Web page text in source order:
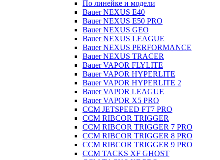
По линейке и модели
Bauer NEXUS E40
Bauer NEXUS E50 PRO
Bauer NEXUS GEO
Bauer NEXUS LEAGUE
Bauer NEXUS PERFORMANCE
Bauer NEXUS TRACER
Bauer VAPOR FLYLITE
Bauer VAPOR HYPERLITE
Bauer VAPOR HYPERLITE 2
Bauer VAPOR LEAGUE
Bauer VAPOR X5 PRO
CCM JETSPEED FT7 PRO
CCM RIBCOR TRIGGER
CCM RIBCOR TRIGGER 7 PRO
CCM RIBCOR TRIGGER 8 PRO
CCM RIBCOR TRIGGER 9 PRO
CCM TACKS XF GHOST